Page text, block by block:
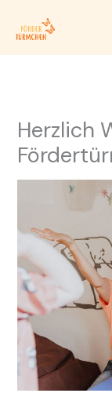
Inhalt
Herzlich